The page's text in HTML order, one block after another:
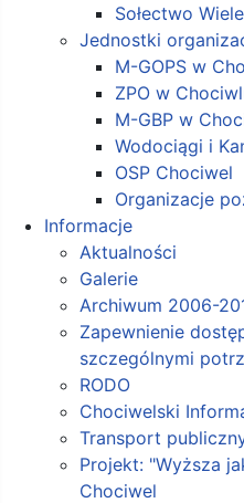
Sołectwo
Jednostki
M-GOPS w
ZPO w
M-GBP w
Wodociągi i
OSP Chociwel
Organizacje
Informacje
Aktualności
Galerie
Archiwum 2006-
Zapewnienie
szczególnymi
RODO
Chociwelski
Transport
Projekt: "Wyższa
Chociwel